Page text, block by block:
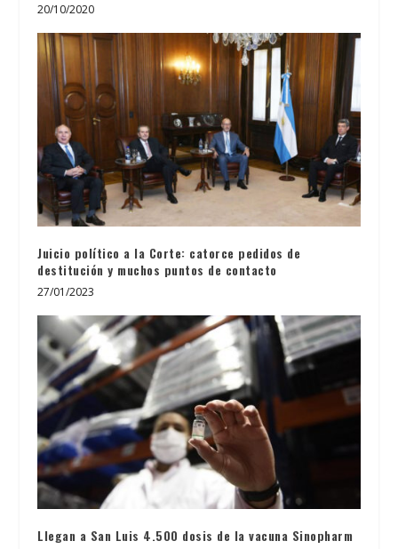
20/10/2020
Juicio político a la Corte: catorce pedidos de
destitución y muchos puntos de contacto
27/01/2023
Llegan a San Luis 4.500 dosis de la vacuna Sinopharm